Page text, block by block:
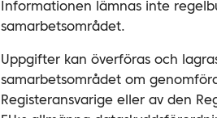
Informationen lämnas inte
samarbetsområdet.
Uppgifter kan överföras och
samarbetsområdet om
Registeransvarige eller av den